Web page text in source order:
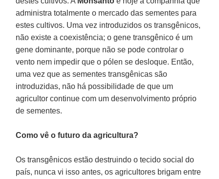
administra totalmente o mercado das sementes para
estes cultivos. Uma vez introduzidos os transgênicos,
não existe a coexistência; o gene transgênico é um
gene dominante, porque não se pode controlar o
vento nem impedir que o pólen se desloque. Então,
uma vez que as sementes transgênicas são
introduzidas, não há possibilidade de que um
agricultor continue com um desenvolvimento próprio
de sementes.
Como vê o futuro da agricultura?
Os transgênicos estão destruindo o tecido social do
país, nunca vi isso antes, os agricultores brigam entre